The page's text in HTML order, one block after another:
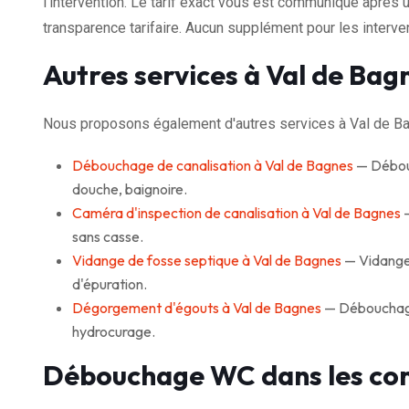
transparence tarifaire. Aucun supplément pour les
Autres services à Val de
Nous proposons également d'autres services à Val de
Débouchage de canalisation à Val de Bagnes —
douche, baignoire.
Caméra d'inspection de canalisation à Val de Bagnes
sans casse.
Vidange de fosse septique à Val de Bagnes —
d'épuration.
Dégorgement d'égouts à Val de Bagnes —
hydrocurage.
Débouchage WC dans les